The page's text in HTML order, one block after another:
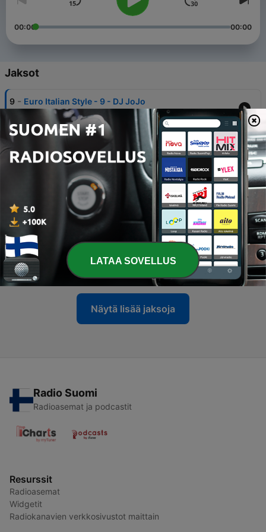
00:00 00:00
Jaksot
9 - Euro Italian Style - 9 - DJ JoJo
09 lokak. 2018
8 Euro Italian Style - 8 - DJ JoJo
02 lokak. 2018
Euro Italian Style - 7 - DJ JoJo
6 - Euro Italian Style - 6 - DJ JoJo
02 lokak. 2018
5 - Euro Italian Style - 5 - DJ JoJo
27 syysk. 2018
Näytä lisää jaksoja
Radio Suomi
Radioasemat ja podcastit
Resurssit
Radioasemat
Widgetit
Radiokanavien verkkosivustot maittain
LATAA SOVELLUS